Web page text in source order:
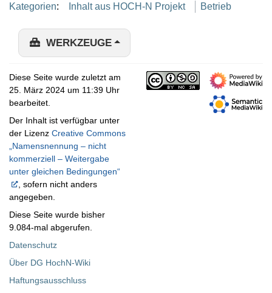
Kategorien: Inhalt aus HOCH-N Projekt Betrieb
WERKZEUGE
Diese Seite wurde zuletzt am
25. März 2024 um 11:39 Uhr
bearbeitet.
Der Inhalt ist verfügbar unter
der Lizenz Creative Commons
„Namensnennung – nicht
kommerziell – Weitergabe
unter gleichen Bedingungen“
, sofern nicht anders
angegeben.
Diese Seite wurde bisher
9.084-mal abgerufen.
Datenschutz
Über DG HochN-Wiki
Haftungsausschluss